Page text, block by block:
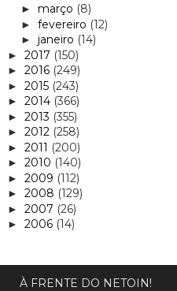
► março (8)
► fevereiro (12)
► janeiro (14)
► 2017 (150)
► 2016 (249)
► 2015 (243)
► 2014 (366)
► 2013 (355)
► 2012 (258)
► 2011 (200)
► 2010 (140)
► 2009 (112)
► 2008 (129)
► 2007 (26)
► 2006 (14)
À FRENTE DO NETOIN!